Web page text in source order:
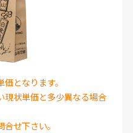
となります。
現状単価と多少異なる場合
せ下さい。